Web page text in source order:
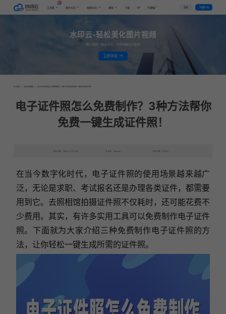
工具集 图片水印 视频水印 教程 下载 VIP 代理推广 登录 下载客户端
水印云-轻松美化图片视频
图片视频一键去水印，手机电脑均可使用
立即体验
首页 > 水印云教程 > 电子证件照怎么免费制作？3种方法帮你免费一键生成证件照！
电子证件照怎么免费制作？3种方法帮你
免费一键生成证件照！
发布日期：2025-07-01 10:28 发表者：qianqian 浏览次数：8770次
在当今数字化时代，电子证件照的使用场景越来越广
泛，无论是求职、考试报名还是办理各类证件，都需要
用到它。去照相馆拍摄证件照不仅耗时，还可能花费不
少费用。其实，有许多实用工具可以免费制作电子证件
照。下面就为大家介绍三种免费制作电子证件照的方
法，让你轻松一键生成所需的证件照。